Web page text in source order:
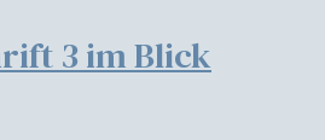
3 im Blick